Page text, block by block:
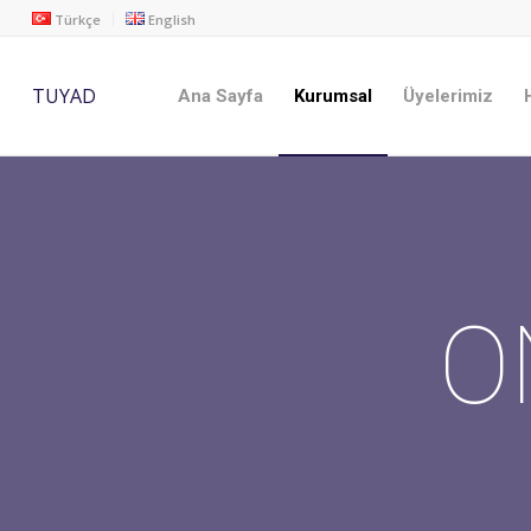
Türkçe English
TUYAD Ana Sayfa Kurumsal Üyelerimiz